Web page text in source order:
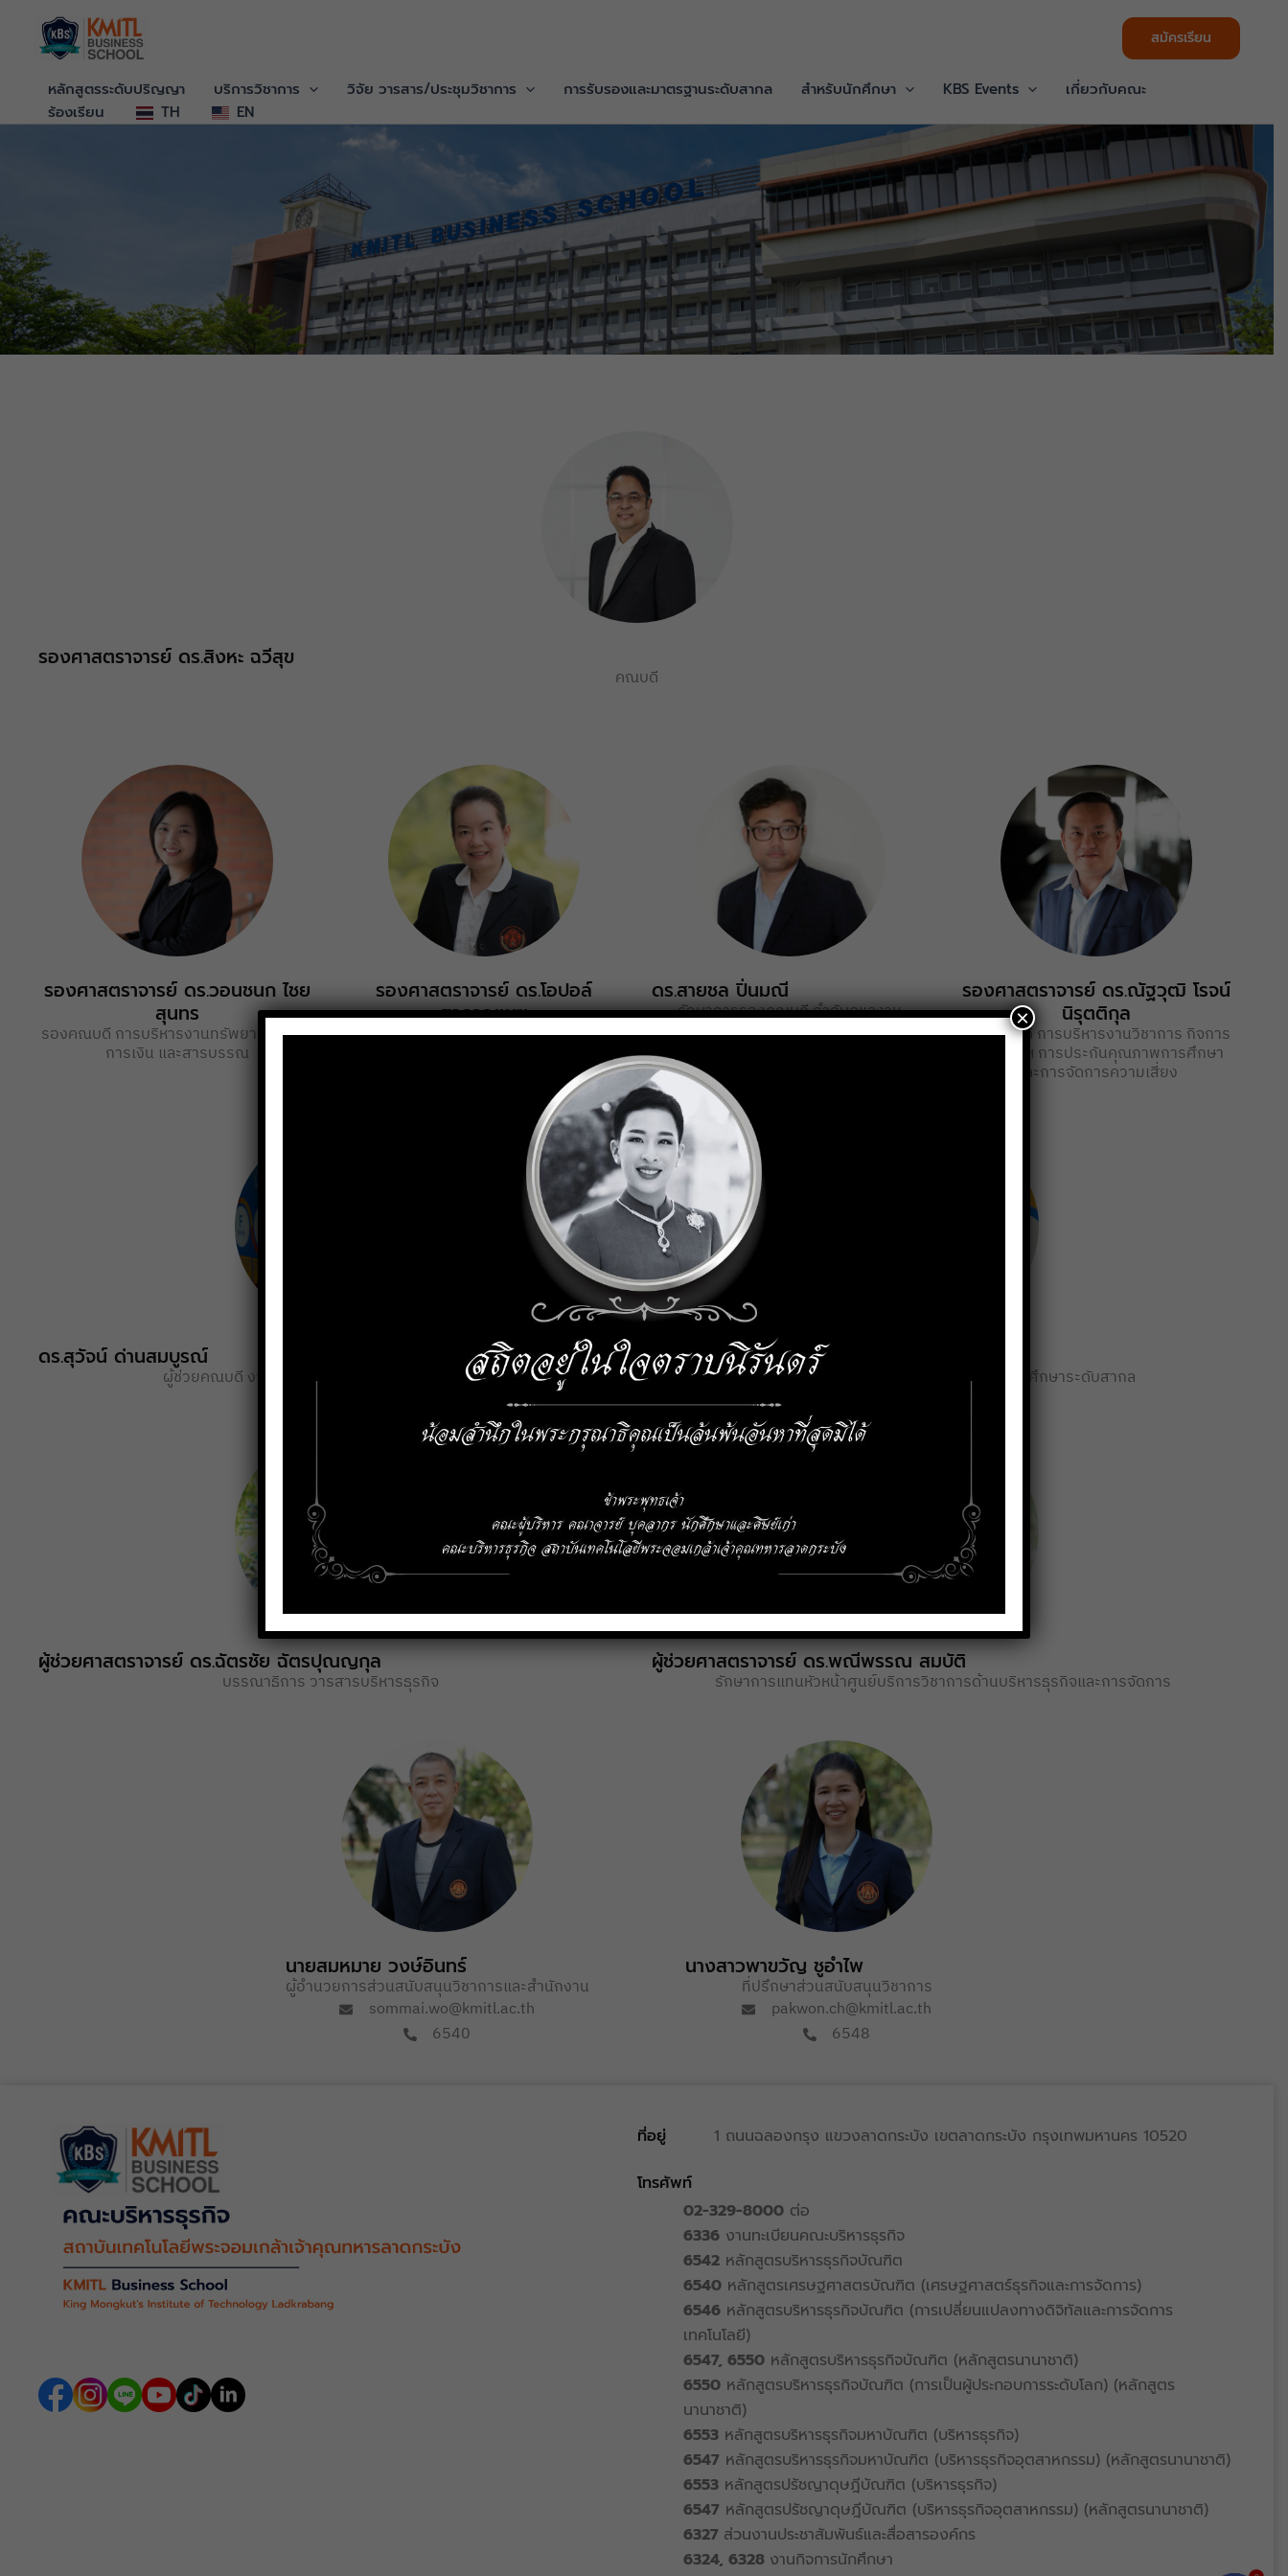
สมัครเรียน
หลักสูตรระดับปริญญา บริการวิชาการ วิจัย วารสาร/ประชุมวิชาการ การรับรองและมาตรฐานระดับสากล สำหรับนักศึกษา KBS Events
เกี่ยวกับคณะ
ร้องเรียน
TH EN
รองศาสตราจารย์ ดร.สิงหะ ฉวีสุข
คณบดี
รองศาสตราจารย์ ดร.วอนชนก ไชย
สุนทร
รองคณบดี การบริหารงานทรัพยากรมนุษย์
การเงิน และสารบรรณ
รองศาสตราจารย์ ดร.โอปอล์
สุวรรณเมฆ
รองคณบดี บริหารงานวิเทศสัมพันธ์ การ
ดร.สายชล ปิ่นมณี
รักษาการรองคณบดี กำกับดูแลงาน
โครงสร้างพื้นฐาน และการพัฒนานวัตกรรม
ทางธุรกิจ (Infrastructure & Innovation)
รองศาสตราจารย์ ดร.ณัฐวุฒิ โรจน์
นิรุตติกุล
รองคณบดี การบริหารงานวิชาการ กิจการ
นักศึกษาฯ การประกันคุณภาพการศึกษา
และการจัดการความเสี่ยง
ดร.สุวัจน์ ด่านสมบูรณ์
ผู้ช่วยคณบดี งานกิจการนักศึกษาและศิษย์เก่าสัมพันธ์
Assistant Professor Dr.Bilal KHALID
ผู้ช่วยคณบดี งานการรับรองมาตราฐานการศึกษาระดับสากล
ผู้ช่วยศาสตราจารย์ ดร.ฉัตรชัย ฉัตรปุณญกุล
บรรณาธิการ วารสารบริหารธุรกิจ
ผู้ช่วยศาสตราจารย์ ดร.พณีพรรณ สมบัติ
รักษาการแทนหัวหน้าศูนย์บริการวิชาการด้านบริหารธุรกิจและการจัดการ
นายสมหมาย วงษ์อินทร์
ผู้อำนวยการส่วนสนับสนุนวิชาการและสำนักงาน
sommai.wo@kmitl.ac.th
6540
นางสาวพาขวัญ ชูอำไพ
ที่ปรึกษาส่วนสนับสนุนวิชาการ
pakwon.ch@kmitl.ac.th
6548
ที่อยู่ 1 ถนนฉลองกรุง แขวงลาดกระบัง เขตลาดกระบัง กรุงเทพมหานคร 10520
โทรศัพท์
02-329-8000ต่อ
6336งานทะเบียนคณะบริหารธุรกิจ
6542หลักสูตรบริหารธุรกิจบัณฑิต
6540หลักสูตรเศรษฐศาสตรบัณฑิต (เศรษฐศาสตร์ธุรกิจและการจัดการ)
6546หลักสูตรบริหารธุรกิจบัณฑิต (การเปลี่ยนแปลงทางดิจิทัลและการจัดการ
เทคโนโลยี)
6547, 6550หลักสูตรบริหารธุรกิจบัณฑิต (หลักสูตรนานาชาติ)
6550หลักสูตรบริหารธุรกิจบัณฑิต (การเป็นผู้ประกอบการระดับโลก) (หลักสูตร
นานาชาติ)
6553หลักสูตรบริหารธุรกิจมหาบัณฑิต (บริหารธุรกิจ)
6547 หลักสูตรบริหารธุรกิจมหาบัณฑิต (บริหารธุรกิจอุตสาหกรรม) (หลักสูตรนานาชาติ)
6553หลักสูตรปรัชญาดุษฎีบัณฑิต (บริหารธุรกิจ)
6547 หลักสูตรปรัชญาดุษฎีบัณฑิต (บริหารธุรกิจอุตสาหกรรม) (หลักสูตรนานาชาติ)
6327 ส่วนงานประชาสัมพันธ์และสื่อสารองค์กร
6324, 6328 งานกิจการนักศึกษา
×